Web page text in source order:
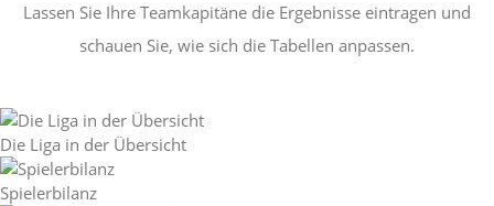
Lassen Sie Ihre Teamkapitäne die Ergebnisse eintragen und
schauen Sie, wie sich die Tabellen anpassen.
Die Liga in der Übersicht
Spielerbilanz